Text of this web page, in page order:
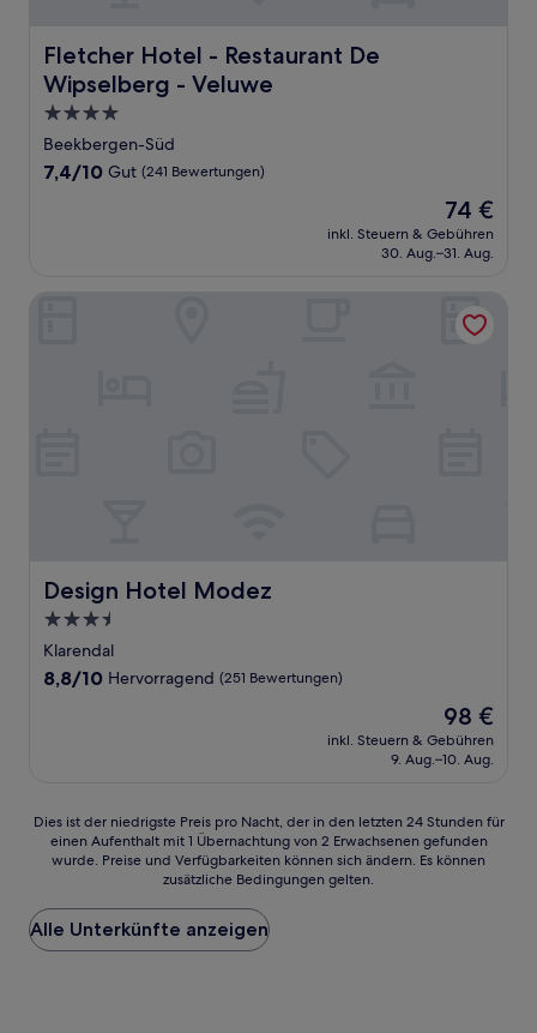
Fletcher Hotel - Restaurant De
Wipselberg - Veluwe
Fletcher Hotel - Restaurant De Wipselberg - Veluwe
4.0-
Sterne-
Unterkunft
Beekbergen-Süd
7.4
7,4/10 Gut (241 Bewertungen)
Der
Preis
beträgt
74 €
inkl. Steuern & Gebühren
30. Aug.–31. Aug.
Design Hotel Modez
Design Hotel Modez
3.5-
Sterne-
Unterkunft
Klarendal
8.8
8,8/10 Hervorragend (251 Bewertungen)
Der
Preis
beträgt
98 €
inkl. Steuern & Gebühren
9. Aug.–10. Aug.
Dies
der
Preis
pro
Nacht,
Dies ist der niedrigste Preis pro Nacht, der in den letzten 24 Stunden für
einen Aufenthalt mit 1 Übernachtung von 2 Erwachsenen gefunden
wurde. Preise und Verfügbarkeiten können sich ändern. Es können
zusätzliche Bedingungen gelten.
Alle Unterkünfte anzeigen